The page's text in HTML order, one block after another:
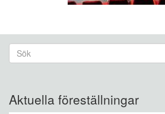
Sökformulär
Aktuella föreställningar